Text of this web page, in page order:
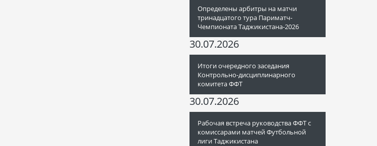
Определены арбитры на матчи
тринадцатого тура Париматч-
Чемпионата Таджикистана-2026
30.07.2026
Итоги очередного заседания
Контрольно-дисциплинарного
комитета ФФТ
30.07.2026
Рабочая встреча руководства ФФТ с
комиссарами матчей Футбольной
лиги Таджикистана